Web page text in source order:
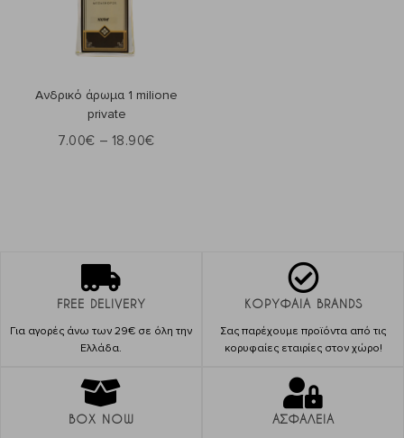
Ανδρικό άρωμα 1 milione
private
7.00€ – 18.90€
FREE DELIVERY
Για αγορές άνω των 29€ σε όλη την
Ελλάδα.
ΚΟΡΥΦΑΙΑ BRANDS
Σας παρέχουμε προϊόντα από τις
κορυφαίες εταιρίες στον χώρο!
BOX NOW ΑΣΦΑΛΕΙΑ